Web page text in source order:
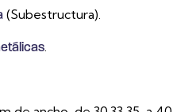
(Subestructura).
.